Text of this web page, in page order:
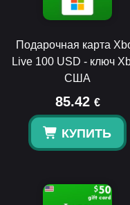
Подарочная карта
Live 100 USD - ключ
США
85.42 €
КУПИТЬ